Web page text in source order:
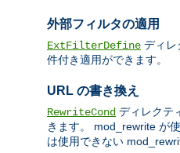
外部フィルタの適用
ExtFilterDefine ディレ
件付き適用ができます。
URL の書き換え
RewriteCond ディレクテ
きます。 mod_rewrite が
は使用できない